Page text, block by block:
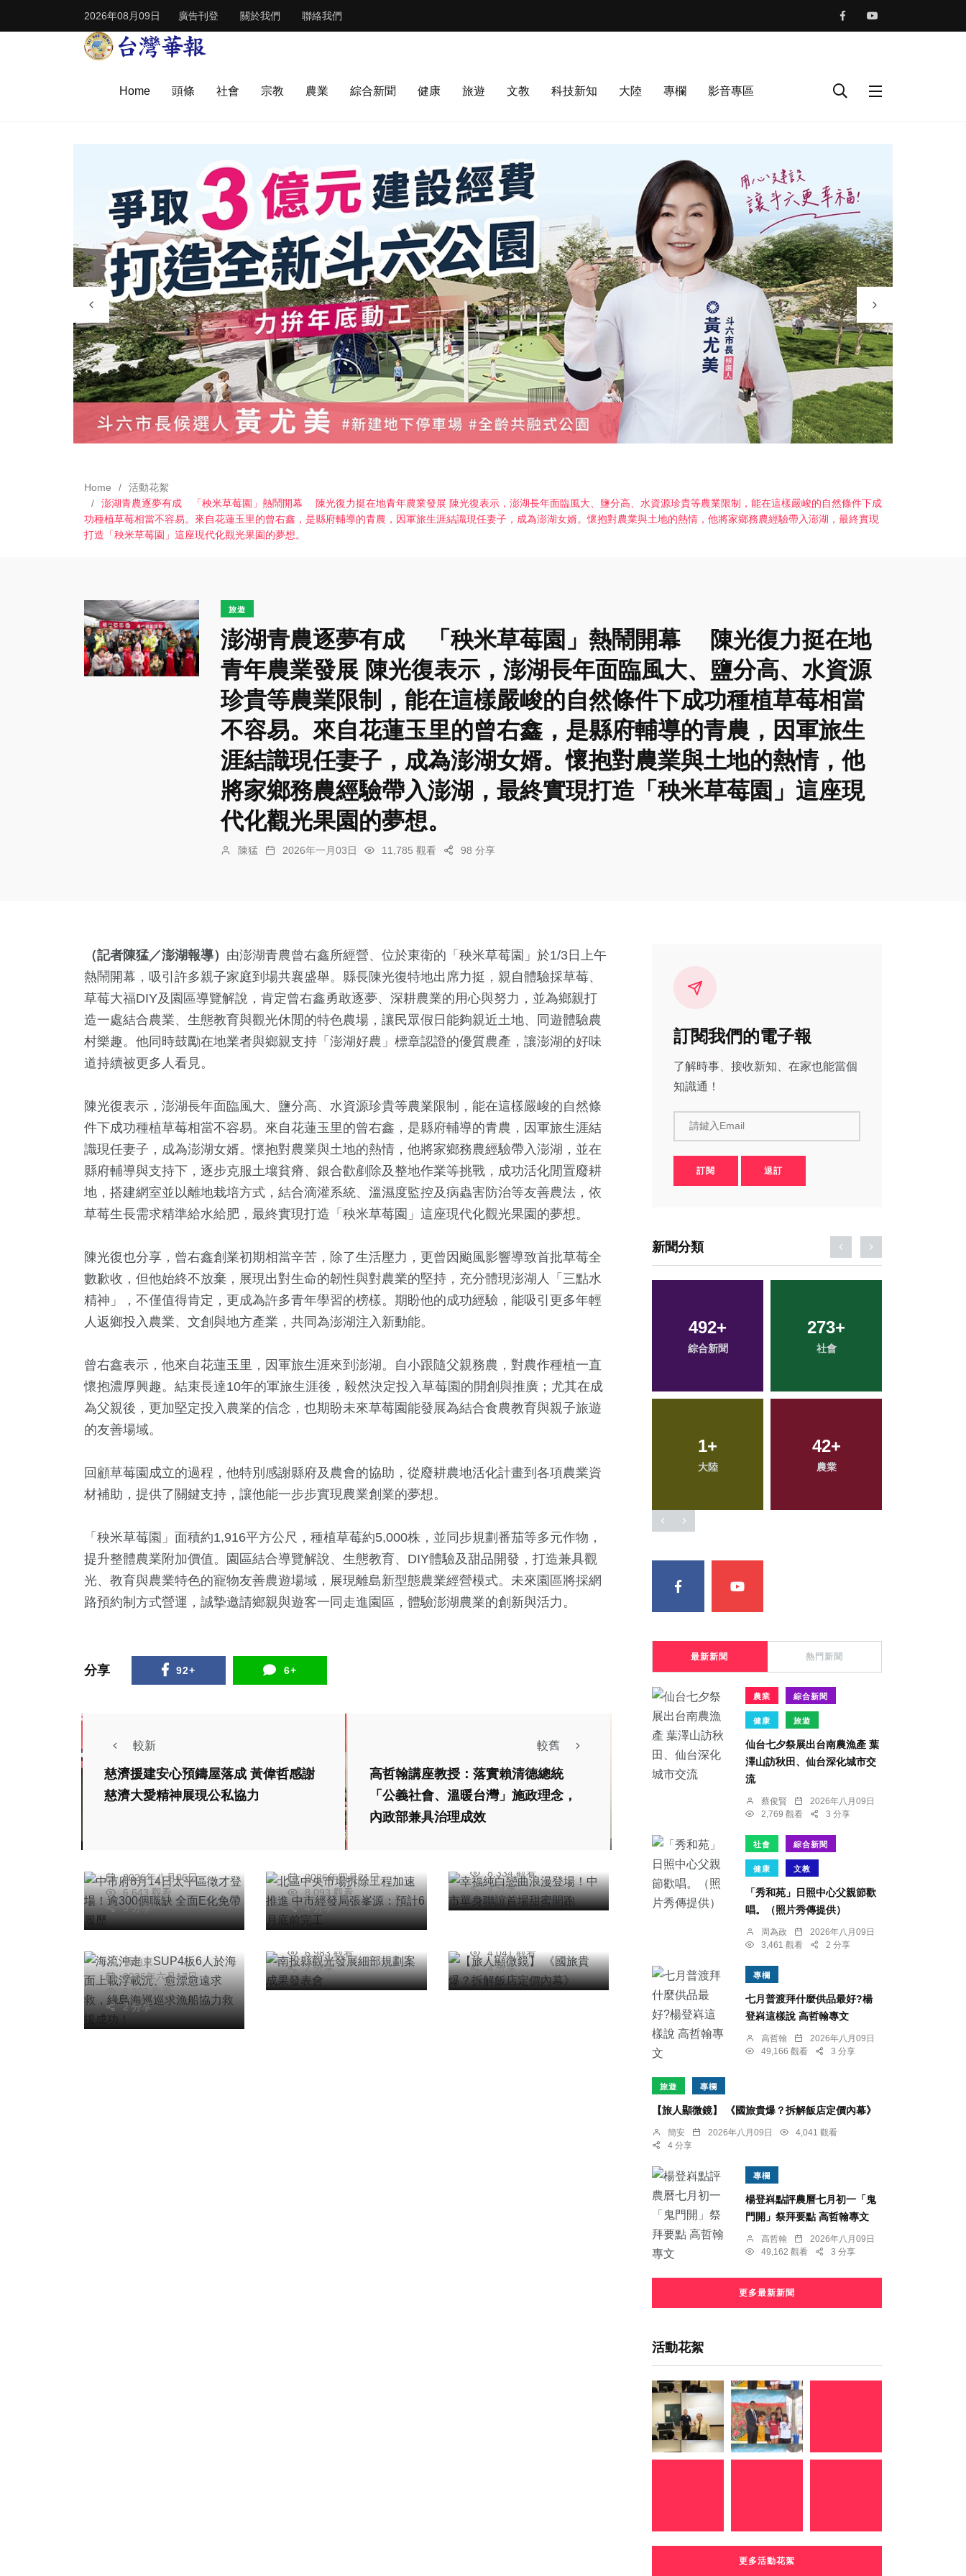
2026年08月09日 廣告刊登 關於我們 聯絡我們
Home 頭條 社會 宗教 農業 綜合新聞 健康 旅遊 文教 科技新知 大陸 專欄 影音專區
Home
活動花絮
澎湖青農逐夢有成 「秧米草莓園」熱鬧開幕 陳光復力挺在地青年農業發展 陳光復表示，澎湖長年面臨風大、鹽分高、水資源珍貴等農業限制，能在這樣嚴峻的自然條件下成
功種植草莓相當不容易。來自花蓮玉里的曾右鑫，是縣府輔導的青農，因軍旅生涯結識現任妻子，成為澎湖女婿。懷抱對農業與土地的熱情，他將家鄉務農經驗帶入澎湖，最終實現
打造「秧米草莓園」這座現代化觀光果園的夢想。
旅遊
澎湖青農逐夢有成 「秧米草莓園」熱鬧開幕 陳光復力挺在地
青年農業發展 陳光復表示，澎湖長年面臨風大、鹽分高、水資源
珍貴等農業限制，能在這樣嚴峻的自然條件下成功種植草莓相當
不容易。來自花蓮玉里的曾右鑫，是縣府輔導的青農，因軍旅生
涯結識現任妻子，成為澎湖女婿。懷抱對農業與土地的熱情，他
將家鄉務農經驗帶入澎湖，最終實現打造「秧米草莓園」這座現
代化觀光果園的夢想。
陳猛 2026年一月03日 11,785 觀看 98 分享
（記者陳猛／澎湖報導） 由澎湖青農曾右鑫所經營、位於東衛的「秧米草莓園」於1/3日上午
熱鬧開幕，吸引許多親子家庭到場共襄盛舉。縣長陳光復特地出席力挺，親自體驗採草莓、
草莓大福DIY及園區導覽解說，肯定曾右鑫勇敢逐夢、深耕農業的用心與努力，並為鄉親打
造一處結合農業、生態教育與觀光休閒的特色農場，讓民眾假日能夠親近土地、同遊體驗農
村樂趣。他同時鼓勵在地業者與鄉親支持「澎湖好農」標章認證的優質農產，讓澎湖的好味
道持續被更多人看見。
陳光復表示，澎湖長年面臨風大、鹽分高、水資源珍貴等農業限制，能在這樣嚴峻的自然條
件下成功種植草莓相當不容易。來自花蓮玉里的曾右鑫，是縣府輔導的青農，因軍旅生涯結
識現任妻子，成為澎湖女婿。懷抱對農業與土地的熱情，他將家鄉務農經驗帶入澎湖，並在
縣府輔導與支持下，逐步克服土壤貧瘠、銀合歡剷除及整地作業等挑戰，成功活化閒置廢耕
地，搭建網室並以離地栽培方式，結合滴灌系統、溫濕度監控及病蟲害防治等友善農法，依
草莓生長需求精準給水給肥，最終實現打造「秧米草莓園」這座現代化觀光果園的夢想。
陳光復也分享，曾右鑫創業初期相當辛苦，除了生活壓力，更曾因颱風影響導致首批草莓全
數歉收，但他始終不放棄，展現出對生命的韌性與對農業的堅持，充分體現澎湖人「三點水
精神」，不僅值得肯定，更成為許多青年學習的榜樣。期盼他的成功經驗，能吸引更多年輕
人返鄉投入農業、文創與地方產業，共同為澎湖注入新動能。
曾右鑫表示，他來自花蓮玉里，因軍旅生涯來到澎湖。自小跟隨父親務農，對農作種植一直
懷抱濃厚興趣。結束長達10年的軍旅生涯後，毅然決定投入草莓園的開創與推廣；尤其在成
為父親後，更加堅定投入農業的信念，也期盼未來草莓園能發展為結合食農教育與親子旅遊
的友善場域。
回顧草莓園成立的過程，他特別感謝縣府及農會的協助，從廢耕農地活化計畫到各項農業資
材補助，提供了關鍵支持，讓他能一步步實現農業創業的夢想。
「秧米草莓園」面積約1,916平方公尺，種植草莓約5,000株，並同步規劃番茄等多元作物，
提升整體農業附加價值。園區結合導覽解說、生態教育、DIY體驗及甜品開發，打造兼具觀
光、教育與農業特色的寵物友善農遊場域，展現離島新型態農業經營模式。未來園區將採網
路預約制方式營運，誠摯邀請鄉親與遊客一同走進園區，體驗澎湖農業的創新與活力。
分享 92+ 6+
較新
慈濟援建安心預鑄屋落成 黃偉哲感謝
慈濟大愛精神展現公私協力
較舊
高哲翰講座教授：落實賴清德總統
「公義社會、溫暖台灣」施政理念，
內政部兼具治理成效
綜合新聞
中市府8月14日太平
2026年八月06日
6,643 觀看
5 分享
社會 綜合新聞
北區中央市場拆除工
程加速推進 中市經
發局張峯源：預計6
2026年四月21日
8,093 觀看
4 分享
幸福純白戀曲浪漫登
場！中市單身聯誼首
場甜蜜開跑
8,334 觀看
4 分享
社會
海流沖走｜SUP4板
6人於海面上載浮載
綠島海巡巡求漁船協
力救援成功！
張柏東
2026年六月17日
6,307 觀看
2 分享
南投縣觀光發展細部
規劃案成果發表會
陳朝枝
6,983 觀看
2 分享
《國旅貴爆？拆解飯
店定價內幕》
4,041 觀看
4 分享
訂閱我們的電子報
了解時事、接收新知、在家也能當個
知識通！
請鍵入Email
訂閱 退訂
新聞分類
86+
健康
38+ 120+
科技新知
492+
綜合新聞
273+
社會
1+
大陸
42+
農業
45+
宗教
81+
專欄
134
文教
121+
健康
最新新聞 熱門新聞
農業 綜合新聞
健康 旅遊
仙台七夕祭展出台南農漁產 葉
澤山訪秋田、仙台深化城市交
流
蔡俊賢
2026年八月09日
2,769 觀看
3 分享
社會 綜合新聞
健康 文教
「秀和苑」日照中心父親節歡
唱。（照片秀傳提供）
周為政
2026年八月09日
3,461 觀看
2 分享
專欄
七月普渡拜什麼供品最好?楊
登嵙這樣說 高哲翰專文
高哲翰
2026年八月09日
49,166 觀看
3 分享
旅遊 專欄
【旅人顯微鏡】 《國旅貴爆？拆解飯店定價內幕》
簡安 2026年八月09日
4,041 觀看
4 分享
專欄
楊登嵙點評農曆七月初一「鬼
門開」祭拜要點 高哲翰專文
高哲翰
2026年八月09日
49,162 觀看
3 分享
更多最新新聞
活動花絮
更多活動花絮